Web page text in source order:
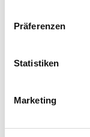
Präferenzen
Statistiken
Marketing
Profitieren Sie
Langlaufpraxis
Weitere Infos